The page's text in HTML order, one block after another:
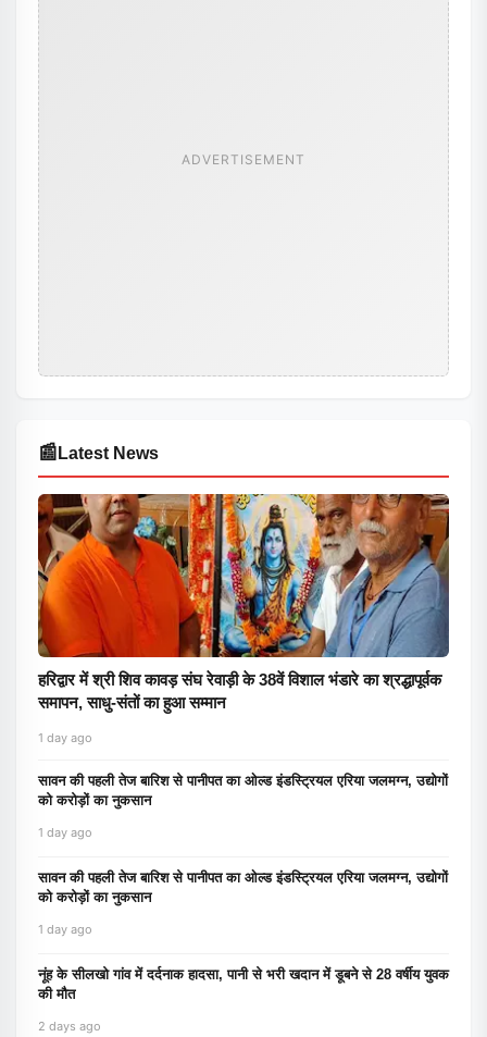
ADVERTISEMENT
📰 Latest News
हरिद्वार में श्री शिव कावड़ संघ रेवाड़ी के 38वें विशाल भंडारे का श्रद्धापूर्वक
समापन, साधु-संतों का हुआ सम्मान
1 day ago
सावन की पहली तेज बारिश से पानीपत का ओल्ड इंडस्ट्रियल एरिया जलमग्न, उद्योगों
को करोड़ों का नुकसान
1 day ago
सावन की पहली तेज बारिश से पानीपत का ओल्ड इंडस्ट्रियल एरिया जलमग्न, उद्योगों
को करोड़ों का नुकसान
1 day ago
नूंह के सीलखो गांव में दर्दनाक हादसा, पानी से भरी खदान में डूबने से 28 वर्षीय युवक
की मौत
2 days ago